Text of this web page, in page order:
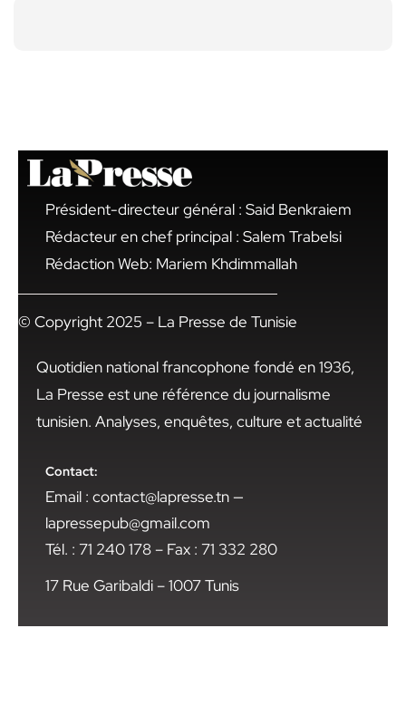
Président-directeur général : Said Benkraiem
Rédacteur en chef principal : Salem Trabelsi
Rédaction Web: Mariem Khdimmallah
© Copyright 2025 – La Presse de Tunisie
Quotidien national francophone fondé en 1936,
La Presse est une référence du journalisme
tunisien. Analyses, enquêtes, culture et actualité
Contact:
Email : contact@lapresse.tn —
lapressepub@gmail.com
Tél. : 71 240 178 – Fax : 71 332 280
17 Rue Garibaldi – 1007 Tunis